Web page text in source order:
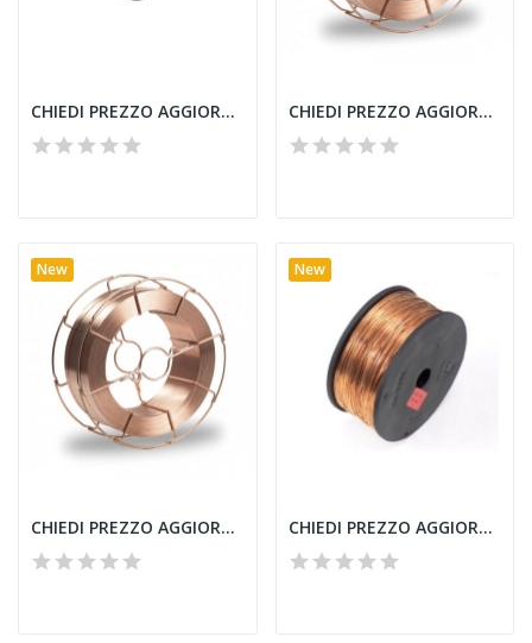
CHIEDI PREZZO AGGIORNATO - FILO ALLUMINIO ALMg... CHIEDI PREZZO AGGIORNATO - FILO ACCIAIO RAMATO...
New
CHIEDI PREZZO AGGIORNATO - FILO ACCIAIO RAMATO...
New
CHIEDI PREZZO AGGIORNATO - FILO ACCIAIO RAMATO...